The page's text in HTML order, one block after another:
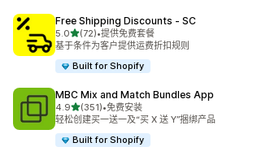
Free Shipping Discounts ‑ SC
5.0星（满分 5 星）
(72)
总共 72 条评论
•提供免费套餐
基于条件为客户提供运费折扣规则
Built for Shopify
MBC Mix and Match Bundles App
4.9星（满分 5 星）
(351)
总共 351 条评论
•免费安装
轻松创建买一送一及“买 X 送 Y”捆绑产品
Built for Shopify